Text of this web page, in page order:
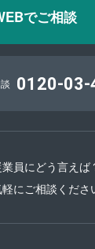
でご相談
0120-03-
業員にどう言え
にご相談くださ